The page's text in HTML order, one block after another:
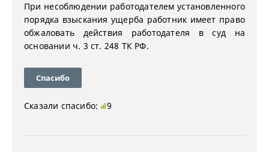
При несоблюдении работодателем установленного
порядка взыскания ущерба работник имеет право
обжаловать действия работодателя в суд на
основании ч. 3 ст. 248 ТК РФ.
Спасибо
Сказали спасибо: 9